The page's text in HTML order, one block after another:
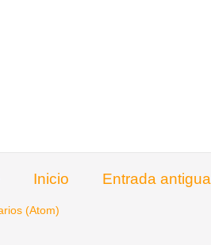
Entrada antigua
Inicio
(Atom)